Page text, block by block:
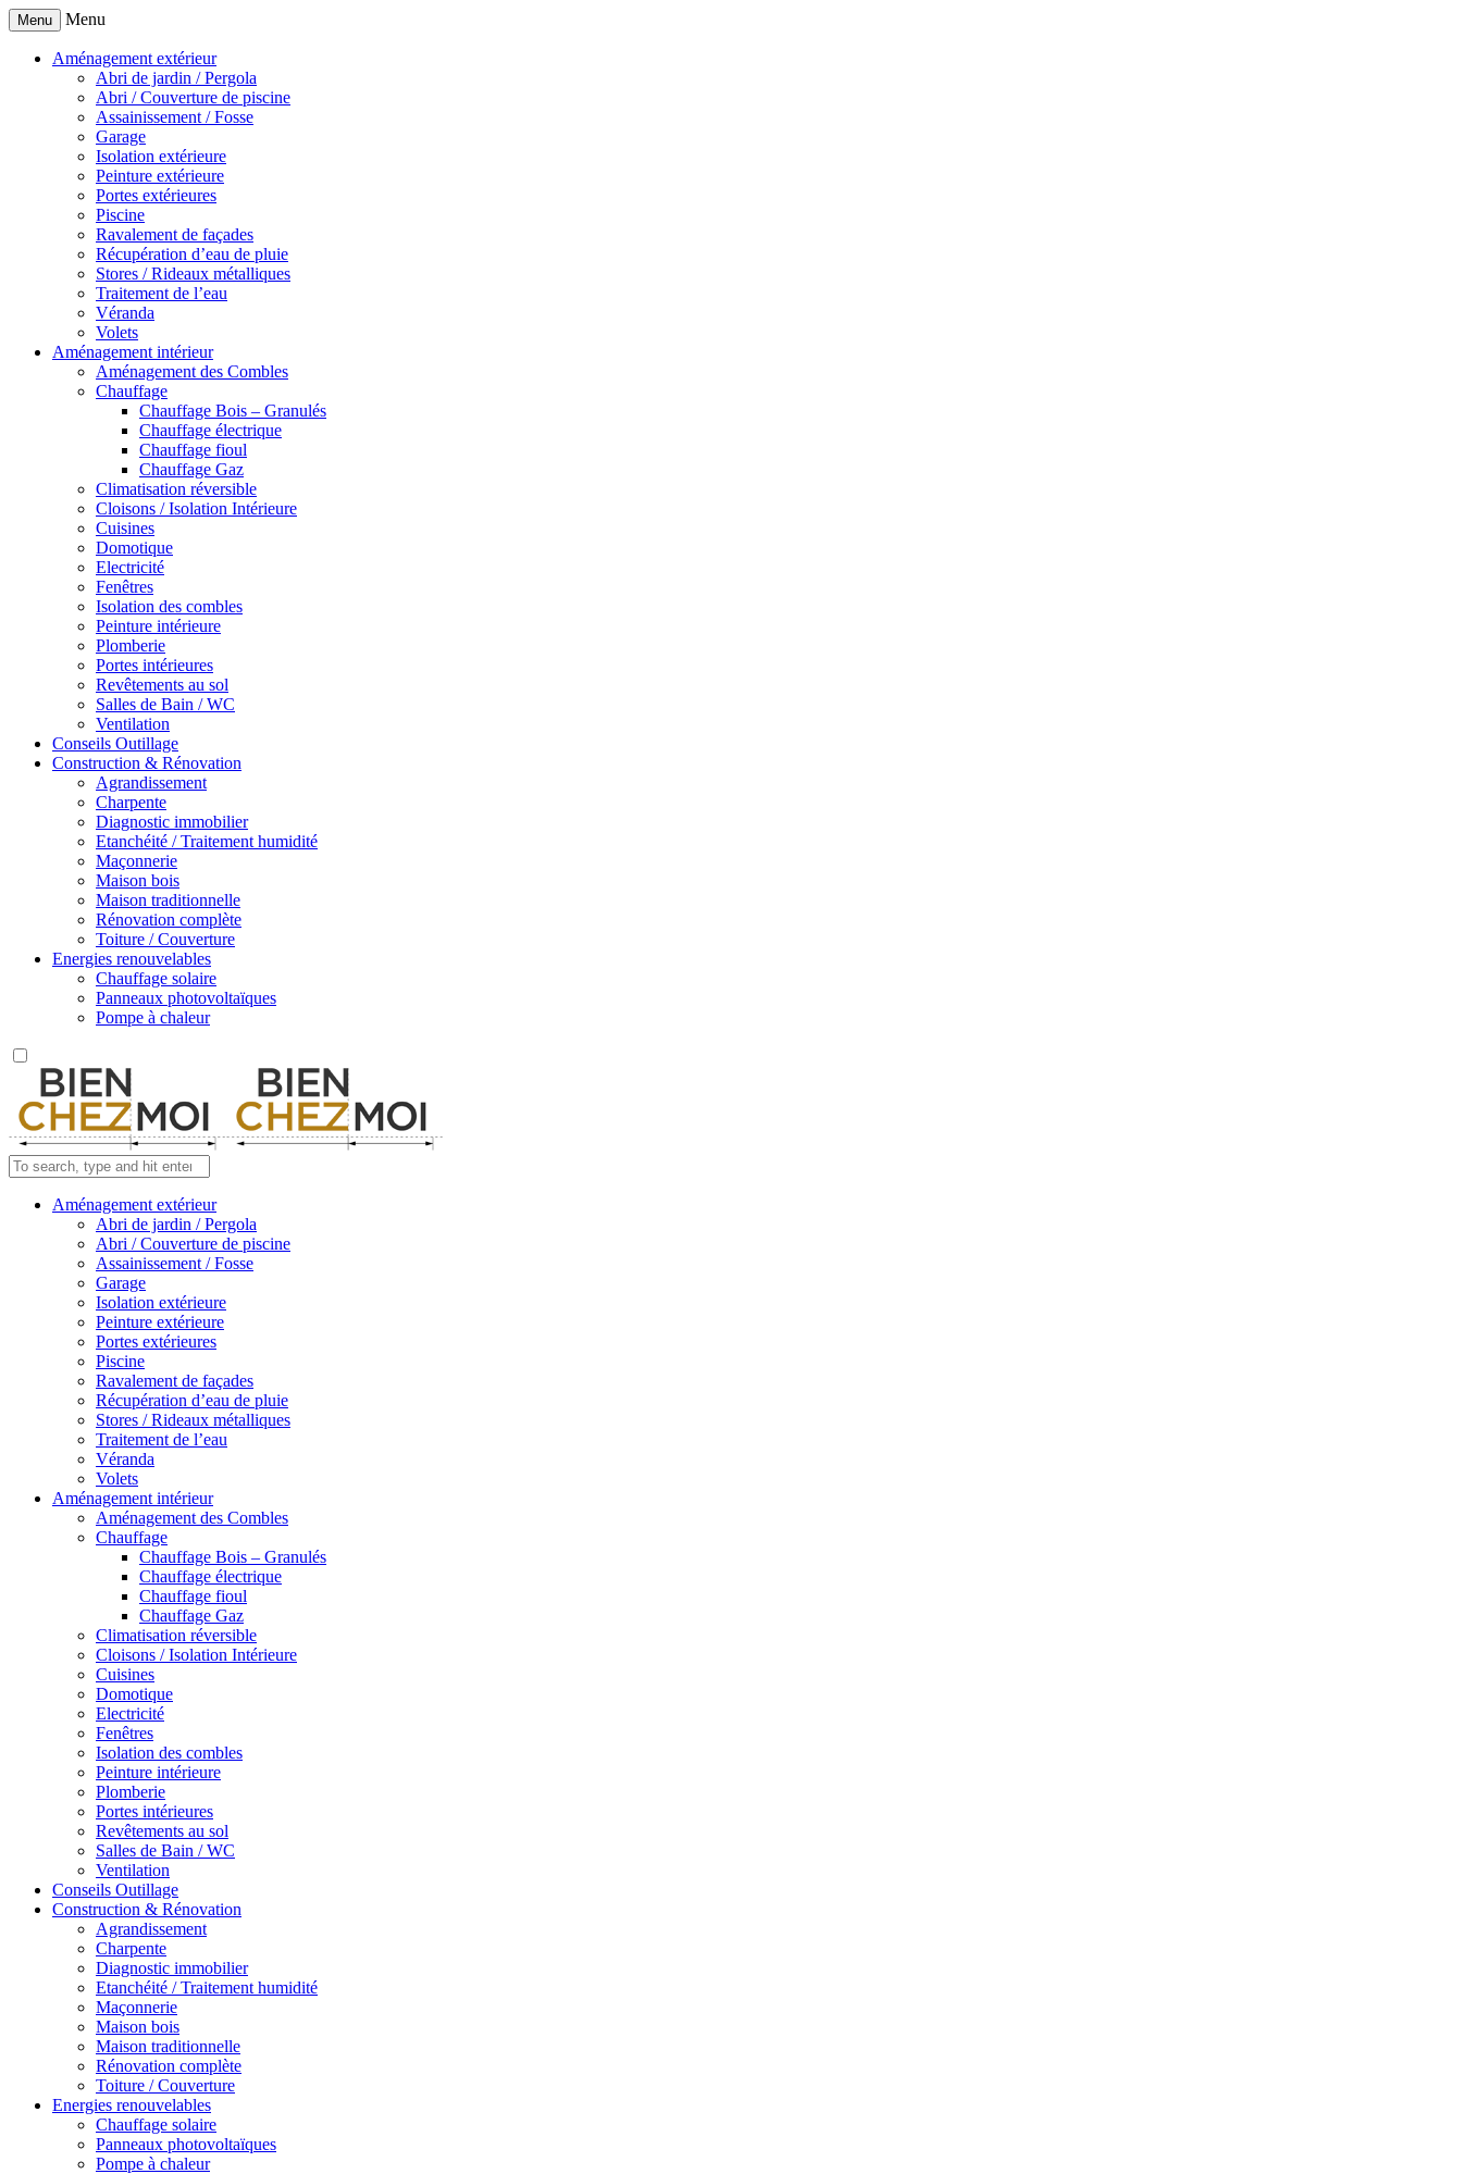
Menu Menu
Aménagement extérieur
Abri de jardin / Pergola
Abri / Couverture de piscine
Assainissement / Fosse
Garage
Isolation extérieure
Peinture extérieure
Portes extérieures
Piscine
Ravalement de façades
Récupération d’eau de pluie
Stores / Rideaux métalliques
Traitement de l’eau
Véranda
Volets
Aménagement intérieur
Aménagement des Combles
Chauffage
Chauffage Bois – Granulés
Chauffage électrique
Chauffage fioul
Chauffage Gaz
Climatisation réversible
Cloisons / Isolation Intérieure
Cuisines
Domotique
Electricité
Fenêtres
Isolation des combles
Peinture intérieure
Plomberie
Portes intérieures
Revêtements au sol
Salles de Bain / WC
Ventilation
Conseils Outillage
Construction & Rénovation
Agrandissement
Charpente
Diagnostic immobilier
Etanchéité / Traitement humidité
Maçonnerie
Maison bois
Maison traditionnelle
Rénovation complète
Toiture / Couverture
Energies renouvelables
Chauffage solaire
Panneaux photovoltaïques
Pompe à chaleur
Aménagement extérieur
Abri de jardin / Pergola
Abri / Couverture de piscine
Assainissement / Fosse
Garage
Isolation extérieure
Peinture extérieure
Portes extérieures
Piscine
Ravalement de façades
Récupération d’eau de pluie
Stores / Rideaux métalliques
Traitement de l’eau
Véranda
Volets
Aménagement intérieur
Aménagement des Combles
Chauffage
Chauffage Bois – Granulés
Chauffage électrique
Chauffage fioul
Chauffage Gaz
Climatisation réversible
Cloisons / Isolation Intérieure
Cuisines
Domotique
Electricité
Fenêtres
Isolation des combles
Peinture intérieure
Plomberie
Portes intérieures
Revêtements au sol
Salles de Bain / WC
Ventilation
Conseils Outillage
Construction & Rénovation
Agrandissement
Charpente
Diagnostic immobilier
Etanchéité / Traitement humidité
Maçonnerie
Maison bois
Maison traditionnelle
Rénovation complète
Toiture / Couverture
Energies renouvelables
Chauffage solaire
Panneaux photovoltaïques
Pompe à chaleur